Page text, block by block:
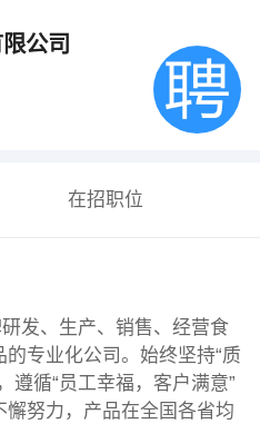
公司
在招职位
发、生产、销售、经营食
专业化公司。始终坚持“质
遵循“员工幸福，客户满意”
努力，产品在全国各省均